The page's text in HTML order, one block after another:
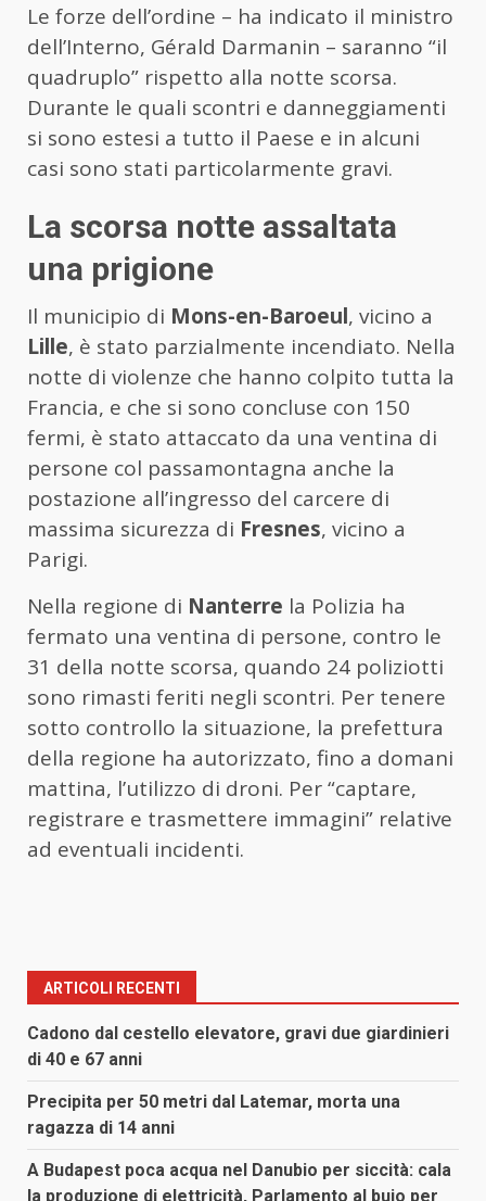
Le forze dell’ordine – ha indicato il ministro
dell’Interno, Gérald Darmanin – saranno “il
quadruplo” rispetto alla notte scorsa.
Durante le quali scontri e danneggiamenti
si sono estesi a tutto il Paese e in alcuni
casi sono stati particolarmente gravi.
La scorsa notte assaltata
una prigione
Il municipio di Mons-en-Baroeul, vicino a
Lille, è stato parzialmente incendiato. Nella
notte di violenze che hanno colpito tutta la
Francia, e che si sono concluse con 150
fermi, è stato attaccato da una ventina di
persone col passamontagna anche la
postazione all’ingresso del carcere di
massima sicurezza di Fresnes, vicino a
Parigi.
Nella regione di Nanterre la Polizia ha
fermato una ventina di persone, contro le
31 della notte scorsa, quando 24 poliziotti
sono rimasti feriti negli scontri. Per tenere
sotto controllo la situazione, la prefettura
della regione ha autorizzato, fino a domani
mattina, l’utilizzo di droni. Per “captare,
registrare e trasmettere immagini” relative
ad eventuali incidenti.
ARTICOLI RECENTI
Cadono dal cestello elevatore, gravi due giardinieri
di 40 e 67 anni
Precipita per 50 metri dal Latemar, morta una
ragazza di 14 anni
A Budapest poca acqua nel Danubio per siccità: cala
la produzione di elettricità, Parlamento al buio per